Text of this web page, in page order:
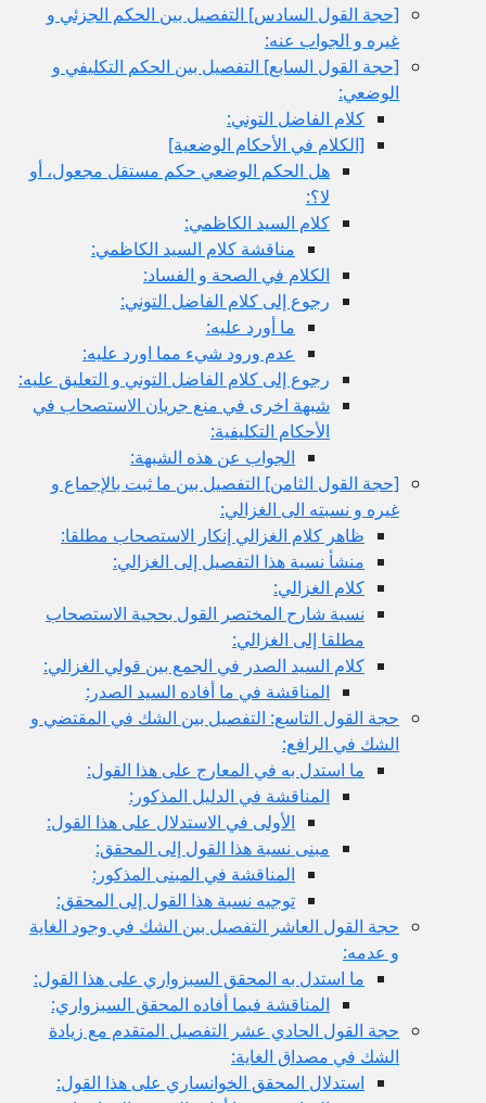
[حجة القول السادس‏] التفصيل بين الحكم الجزئي و
غيره و الجواب عنه:
[حجة القول السابع‏] التفصيل بين الحكم التكليفي و
الوضعي:
كلام الفاضل التوني:
[الكلام في الأحكام الوضعية]
هل الحكم الوضعي حكم مستقل مجعول، أو
لا؟:
كلام السيد الكاظمي:
مناقشة كلام السيد الكاظمي:
الكلام في الصحة و الفساد:
رجوع إلى كلام الفاضل التوني:
ما أورد عليه:
عدم ورود شي‏ء مما اورد عليه:
رجوع إلى كلام الفاضل التوني و التعليق عليه:
شبهة اخرى في منع جريان الاستصحاب في
الأحكام التكليفية:
الجواب عن هذه الشبهة:
[حجة القول الثامن‏] التفصيل بين ما ثبت بالإجماع و
غيره و نسبته الى الغزالي:
ظاهر كلام الغزالي إنكار الاستصحاب مطلقا:
منشأ نسبة هذا التفصيل إلى الغزالي:
كلام الغزالي:
نسبة شارح المختصر القول بحجية الاستصحاب
مطلقا إلى الغزالي:
كلام السيد الصدر في الجمع بين قولي الغزالي:
المناقشة في ما أفاده السيد الصدر:
حجة القول التاسع: التفصيل بين الشك في المقتضي و
الشك في الرافع:
ما استدل به في المعارج على هذا القول:
المناقشة في الدليل المذكور:
الأولى في الاستدلال على هذا القول:
مبنى نسبة هذا القول إلى المحقق:
المناقشة في المبنى المذكور:
توجيه نسبة هذا القول إلى المحقق:
حجة القول العاشر التفصيل بين الشك في وجود الغاية
و عدمه:
ما استدل به المحقق السبزواري على هذا القول:
المناقشة فيما أفاده المحقق السبزواري:
حجة القول الحادي عشر التفصيل المتقدم مع زيادة
الشك في مصداق الغاية:
استدلال المحقق الخوانساري على هذا القول: